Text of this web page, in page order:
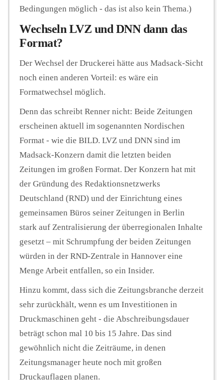
Bedingungen möglich - das ist also kein Thema.)
Wechseln LVZ und DNN dann das
Format?
Der Wechsel der Druckerei hätte aus Madsack-Sicht
noch einen anderen Vorteil: es wäre ein
Formatwechsel möglich.
Denn das schreibt Renner nicht: Beide Zeitungen
erscheinen aktuell im sogenannten Nordischen
Format - wie die BILD. LVZ und DNN sind im
Madsack-Konzern damit die letzten beiden
Zeitungen im großen Format. Der Konzern hat mit
der Gründung des Redaktionsnetzwerks
Deutschland (RND) und der Einrichtung eines
gemeinsamen Büros seiner Zeitungen in Berlin
stark auf Zentralisierung der überregionalen Inhalte
gesetzt – mit Schrumpfung der beiden Zeitungen
würden in der RND-Zentrale in Hannover eine
Menge Arbeit entfallen, so ein Insider.
Hinzu kommt, dass sich die Zeitungsbranche derzeit
sehr zurückhält, wenn es um Investitionen in
Druckmaschinen geht - die Abschreibungsdauer
beträgt schon mal 10 bis 15 Jahre. Das sind
gewöhnlich nicht die Zeiträume, in denen
Zeitungsmanager heute noch mit großen
Druckauflagen planen.